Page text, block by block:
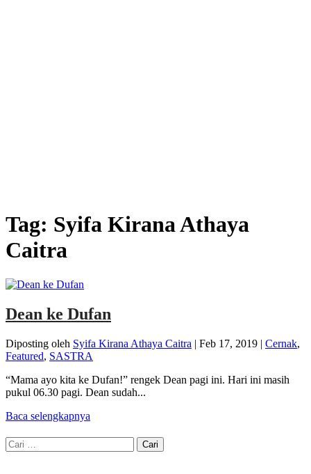
Tag: Syifa Kirana Athaya
Caitra
Dean ke Dufan
Diposting oleh Syifa Kirana Athaya Caitra | Feb 17, 2019 | Cernak,
Featured, SASTRA
“Mama ayo kita ke Dufan!” rengek Dean pagi ini. Hari ini masih
pukul 06.30 pagi. Dean sudah...
Baca selengkapnya
Cari
untuk: